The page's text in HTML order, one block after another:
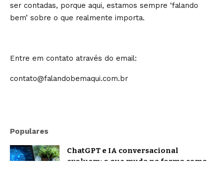
ser contadas, porque aqui, estamos sempre ‘falando
bem’ sobre o que realmente importa.
Entre em contato através do email:
contato@falandobemaqui.com.br
Populares
ChatGPT e IA conversacional
evoluem: o que muda na forma como